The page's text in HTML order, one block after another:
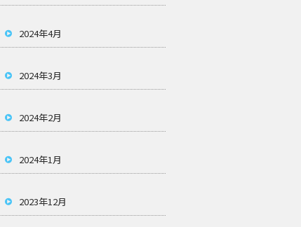
2024年4月
2024年3月
2024年2月
2024年1月
2023年12月